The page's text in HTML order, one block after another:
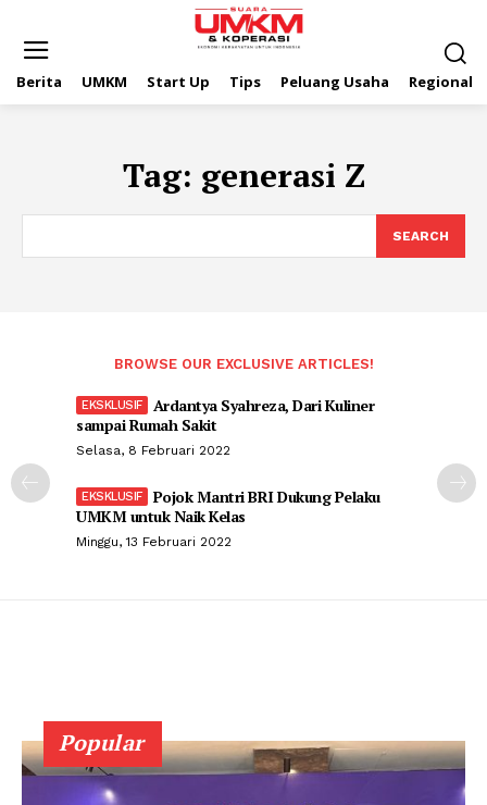
Berita UMKM Start Up Tips Peluang Usaha Regional
Tag: generasi Z
SEARCH
BROWSE OUR EXCLUSIVE ARTICLES!
Ardantya Syahreza, Dari Kuliner
sampai Rumah Sakit
Selasa, 8 Februari 2022
Pojok Mantri BRI Dukung Pelaku
UMKM untuk Naik Kelas
Minggu, 13 Februari 2022
Popular